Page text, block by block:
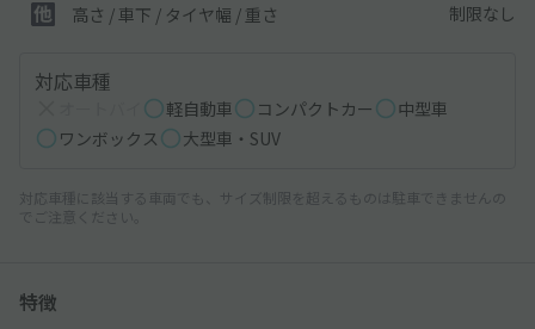
高さ / 車下 / タイヤ幅 / 重さ 制限なし
対応車種
軽自動車 コンパクトカー
中型車
ワンボックス
大型車・SUV
対応車種に該当する車両でも、サイズ制限を超えるものは駐車できませんの
でご注意ください。
特徴